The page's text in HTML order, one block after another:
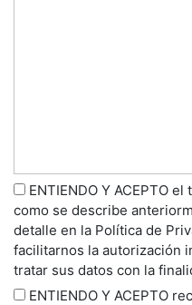
ENTIENDO Y ACEPTO
como se describe
detalle en la Política de
facilitarnos la autorización
tratar sus datos con la
ENTIENDO Y ACEPTO